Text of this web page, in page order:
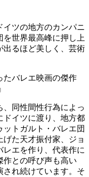
ツの地方のカンパニ
世界最高峰に押し上
出るほど美しく、芸術
同性間性行為によっ
ドイツに渡り、地方都
トガルト・バレエ団
た天才振付家、ジョ
レエを作り、代表作に
作との呼び声も高い
され続けています。そ